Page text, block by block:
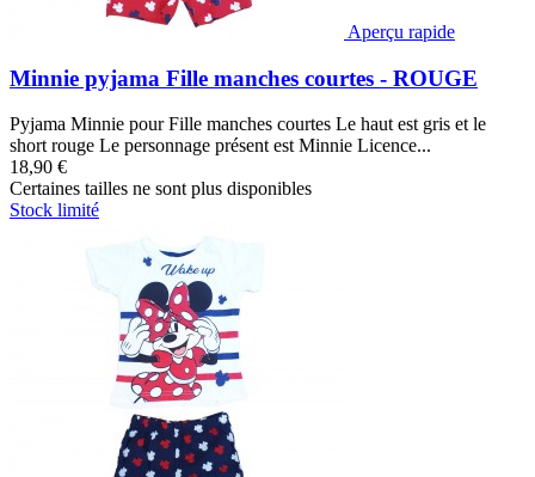
Aperçu rapide
Minnie pyjama Fille manches courtes - ROUGE
Pyjama Minnie pour Fille manches courtes Le haut est gris et le
short rouge Le personnage présent est Minnie Licence...
18,90 €
Certaines tailles ne sont plus disponibles
Stock limité